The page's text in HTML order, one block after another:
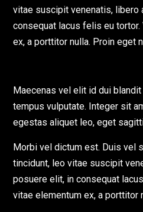
vitae suscipit venenatis, libero
consequat lacus felis eu
ex, a porttitor nulla. Proin eget
Maecenas vel elit id dui
tempus vulputate. Integer sit
egestas aliquet leo, eget
Morbi vel dictum est. Duis vel
tincidunt, leo vitae suscipit
posuere elit, in consequat
vitae elementum ex, a porttitor